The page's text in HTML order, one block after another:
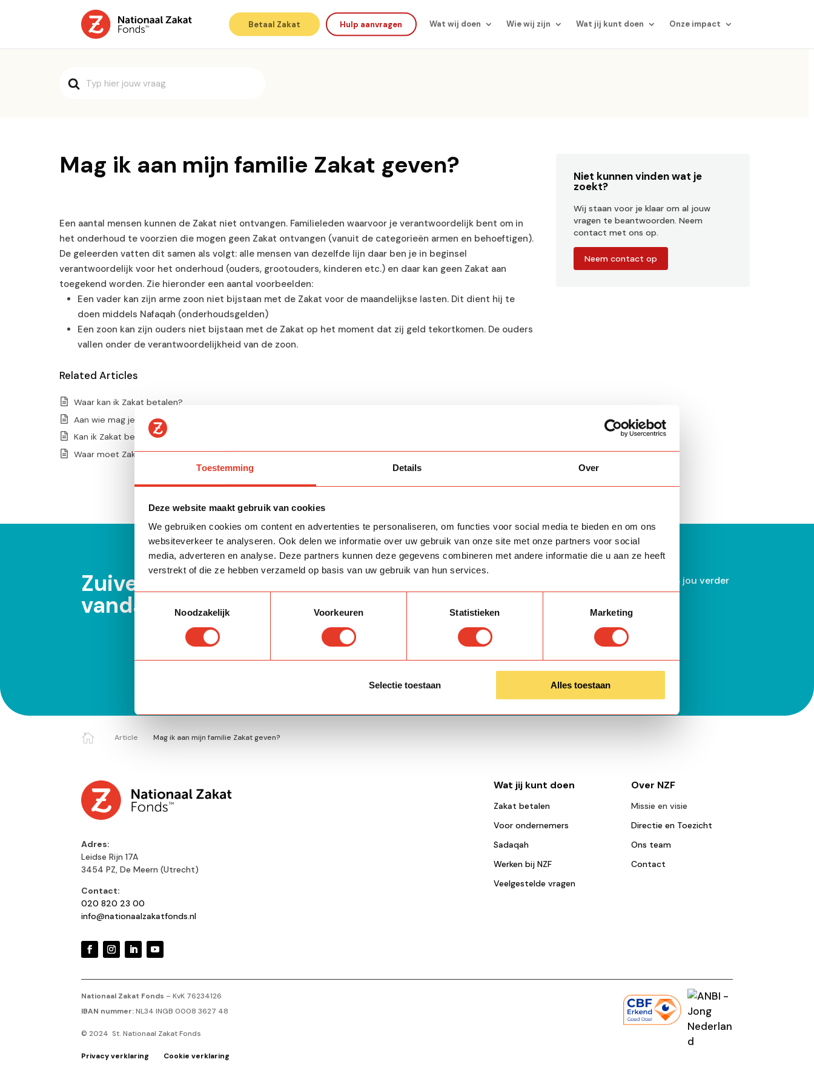
Toestemming Details Over
Deze website maakt gebruik van cookies
We gebruiken cookies om content en advertenties te personaliseren, om functies voor social media te bieden en om ons
websiteverkeer te analyseren. Ook delen we informatie over uw gebruik van onze site met onze partners voor social
media, adverteren en analyse. Deze partners kunnen deze gegevens combineren met andere informatie die u aan ze heeft
verstrekt of die ze hebben verzameld op basis van uw gebruik van hun services.
Noodzakelijk
Voorkeuren Statistieken Marketing
Selectie toestaan Alles toestaan
Betaal Zakat Hulp aanvragen Wat wij doen Wie wij zijn Wat jij kunt doen Onze impact
For
Mag ik aan mijn familie Zakat geven?
Een aantal mensen kunnen de Zakat niet ontvangen. Familieleden waarvoor je verantwoordelijk bent om in
het onderhoud te voorzien die mogen geen Zakat ontvangen (vanuit de categorieën armen en behoeftigen).
De geleerden vatten dit samen als volgt: alle mensen van dezelfde lijn daar ben je in beginsel
verantwoordelijk voor het onderhoud (ouders, grootouders, kinderen etc.) en daar kan geen Zakat aan
toegekend worden. Zie hieronder een aantal voorbeelden:
Een vader kan zijn arme zoon niet bijstaan met de Zakat voor de maandelijkse lasten. Dit dient hij te
doen middels Nafaqah (onderhoudsgelden)
Een zoon kan zijn ouders niet bijstaan met de Zakat op het moment dat zij geld tekortkomen. De ouders
vallen onder de verantwoordelijkheid van de zoon.
Related Articles
Waar kan ik Zakat betalen?
Aan wie mag je Zakat geven?
Kan ik Zakat betalen namens een ander?
Waar moet Zakat betaald worden?
Niet kunnen vinden wat je
zoekt?
Wij staan voor je klaar om al jouw
vragen te beantwoorden. Neem
contact met ons op.
Neem contact op
Zuiver jouw rijkdom
vandaag.
Bereken of betaal jouw Zakat zodat wij hiermee namens jou verder
mensen kunnen helpen.
Betaal
 Article Mag ik aan mijn familie Zakat geven?
Adres:
Leidse Rijn 17A
3454 PZ, De Meern (Utrecht)
Contact:
020 820 23 00
info@nationaalzakatfonds.nl
Wat jij kunt doen
Zakat betalen
Voor ondernemers
Sadaqah
Werken bij NZF
Veelgestelde vragen
Over NZF
Missie en visie
Directie en Toezicht
Ons team
Contact
Nationaal Zakat Fonds – KvK 76234126
IBAN nummer:NL34 INGB 0008 3627 48
© 2024 St. Nationaal Zakat Fonds
Privacy verklaring Cookie verklaring